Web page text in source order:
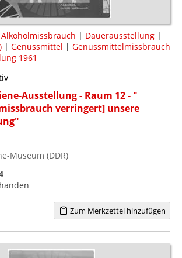
Alkoholmissbrauch | Dauerausstellung |
| Genussmittel | Genussmittelmissbrauch
1961
Ausstellung - Raum 12 - "
verringert] unsere
Museum (DDR)
Zum Merkzettel hinzufügen